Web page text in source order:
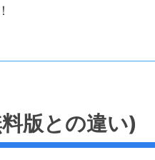
版との違い)